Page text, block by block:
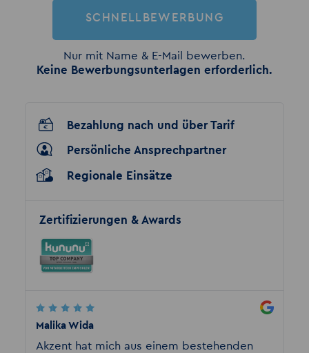
SCHNELLBEWERBUNG
Nur mit Name & E-Mail bewerben.
Keine Bewerbungsunterlagen erforderlich.
Bezahlung nach und über Tarif
Persönliche Ansprechpartner
Regionale Einsätze
Zertifizierungen & Awards
Malika Wida
Akzent hat mich aus einem bestehenden